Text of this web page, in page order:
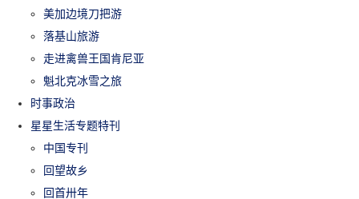
美加边境刀把游
落基山旅游
走进禽兽王国肯尼亚
魁北克冰雪之旅
时事政治
星星生活专题特刊
中国专刊
回望故乡
回首卅年